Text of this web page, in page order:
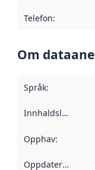
Telefon:
Om dataane
Språk:
Innhaldsleverandørar
Opphav:
Oppdateringsfrekvens